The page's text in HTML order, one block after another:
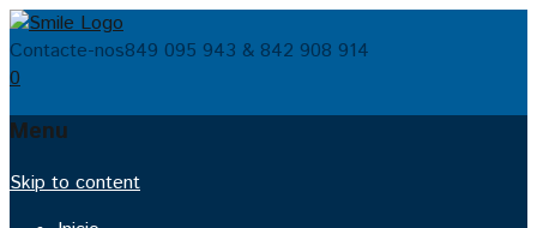
Contacte-nos849 095 943 & 842 908 914
0
Menu
Skip to content